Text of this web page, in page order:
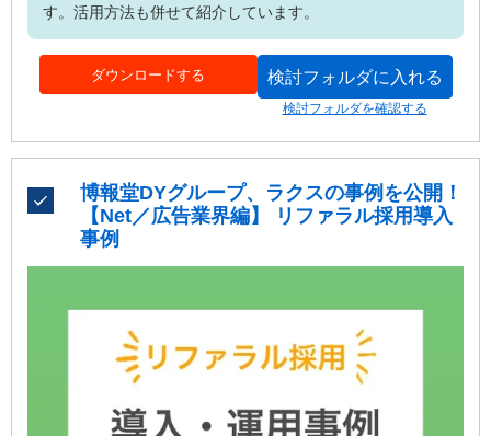
す。活用方法も併せて紹介しています。
ダウンロードする 検討フォルダに入れる
検討フォルダを確認する
博報堂DYグループ、ラクスの事例を公開！
【Net／広告業界編】 リファラル採用導入
事例